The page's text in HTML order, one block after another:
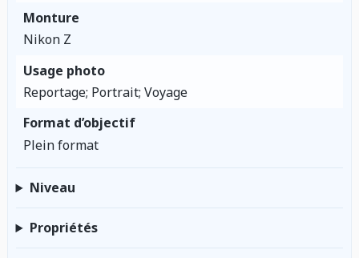
Monture
Nikon Z
Usage photo
Reportage; Portrait; Voyage
Format d’objectif
Plein format
Niveau
Propriétés